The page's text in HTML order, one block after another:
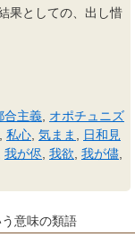
果としての、出し惜
合主義 オポチュニズ
私心 気まま
日和見
我が侭 我欲 我が儘
意味の類語